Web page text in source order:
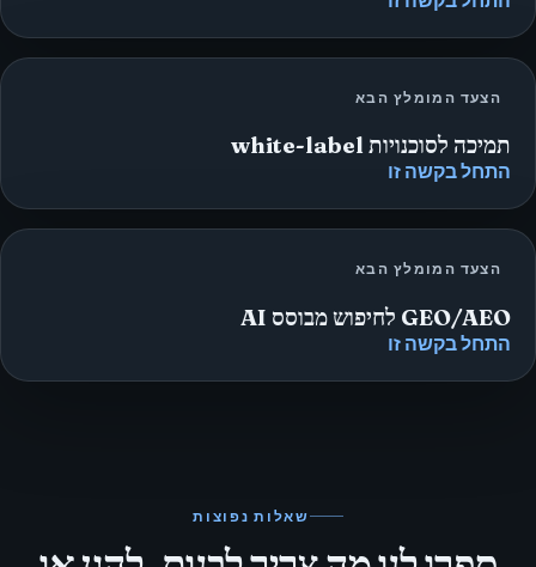
הצעד המומלץ הבא
תמיכה לסוכנויות white-label
התחל בקשה זו
הצעד המומלץ הבא
GEO/AEO לחיפוש מבוסס AI
התחל בקשה זו
שאלות נפוצות